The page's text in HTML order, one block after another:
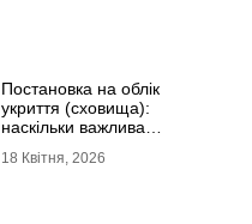
Постановка на облік
укриття (сховища):
наскільки важлива
18 Квітня, 2026